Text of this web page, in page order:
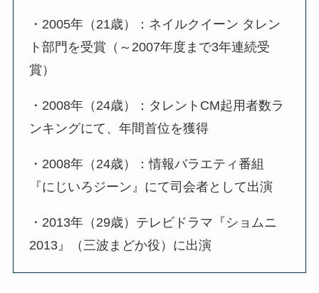
・2005年（21歳）：ネイルクイーン タレン
ト部門を受賞（～2007年度まで3年連続受
賞）
・2008年（24歳）：タレントCM起用者数ラ
ンキングにて、年間首位を獲得
・2008年（24歳）：情報バラエティ番組
『にじいろジーン』にて司会者として出演
・2013年（29歳）テレビドラマ『ショムニ
2013』（三波まどか役）に出演